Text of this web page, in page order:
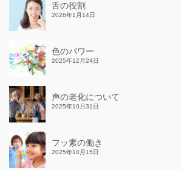
舌の役割
2026年1月14日
色のパワー
2025年12月24日
声の老化について
2025年10月31日
フッ素の働き
2025年10月15日